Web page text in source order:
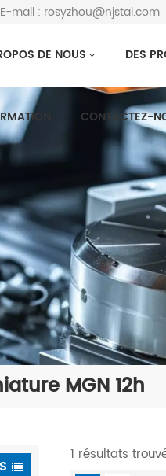
E-mail : rosyzhou@njstai.com
DE NOUS DES
CONTACTEZ-
MGN 12h
1 résultats